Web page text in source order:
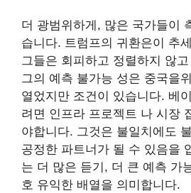
더 광범위하게, 많은 국가들이
습니다. 트럼프의 귀환은이 추
그들은 회피하고 정렬하지 않
그의 예측 불가능 성은 중국을
열었지만 조건이 있습니다. 베
려면 인프라 프로젝트 나 시장
야합니다. 그것은 불일치에도
공정한 파트너가 될 수 있음을
는 더 많은 듣기, 더 큰 예측 가
호 유익한 배열을 의미합니다.